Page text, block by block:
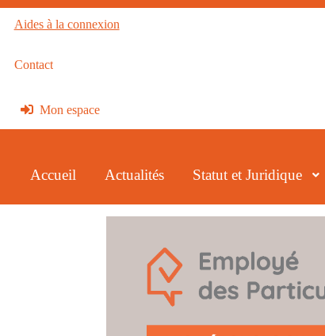
Aides à la connexion
Contact
Mon espace
Accueil Actualités Statut et Juridique